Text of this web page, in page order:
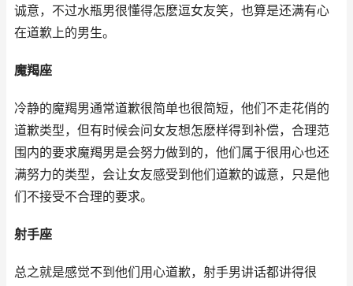
诚意，不过水瓶男很懂得怎麽逗女友笑，也算是还满有心
在道歉上的男生。
魔羯座
冷静的魔羯男通常道歉很简单也很简短，他们不走花俏的
道歉类型，但有时候会问女友想怎麽样得到补偿，合理范
围内的要求魔羯男是会努力做到的，他们属于很用心也还
满努力的类型，会让女友感受到他们道歉的诚意，只是他
们不接受不合理的要求。
射手座
总之就是感觉不到他们用心道歉，射手男讲话都讲得很